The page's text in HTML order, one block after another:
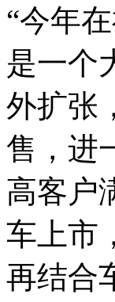
“今年
是一个
外扩张
售，进
高客户
车上市
再结合